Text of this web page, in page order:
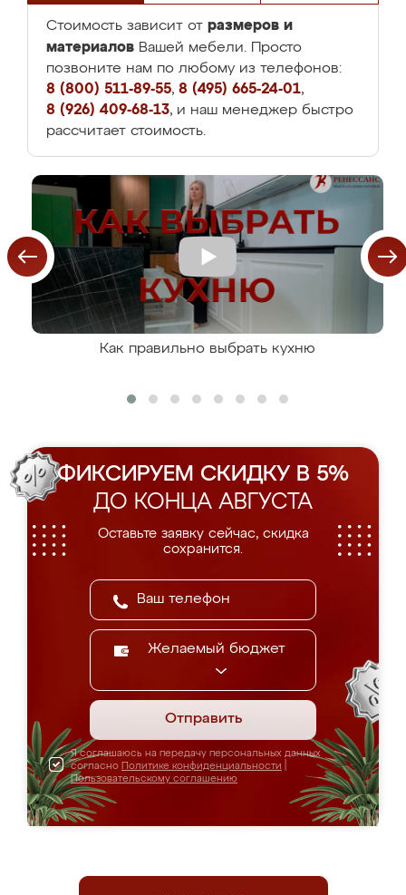
Стоимость зависит от размеров и
материалов Вашей мебели. Просто
позвоните нам по любому из телефонов:
8 (800) 511-89-55, 8 (495) 665-24-01,
8 (926) 409-68-13, и наш менеджер быстро
рассчитает стоимость.
Как правильно выбрать кухню
ФИКСИРУЕМ СКИДКУ В 5%
ДО КОНЦА АВГУСТА
Оставьте заявку сейчас, скидка
сохранится.
Желаемый бюджет
Отправить
Я соглашаюсь на передачу персональных данных
согласно Политике конфиденциальности
Пользовательскому соглашению